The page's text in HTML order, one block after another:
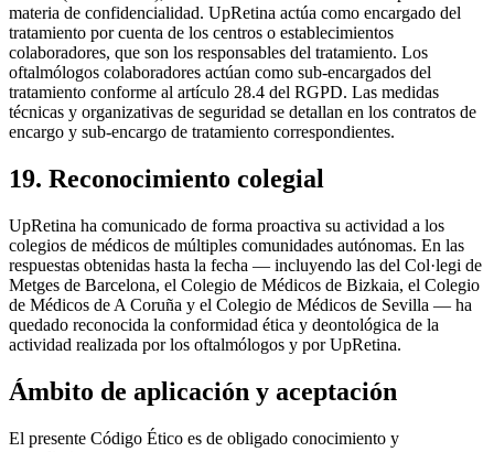
materia de confidencialidad. UpRetina actúa como encargado del
tratamiento por cuenta de los centros o establecimientos
colaboradores, que son los responsables del tratamiento. Los
oftalmólogos colaboradores actúan como sub-encargados del
tratamiento conforme al artículo 28.4 del RGPD. Las medidas
técnicas y organizativas de seguridad se detallan en los contratos de
encargo y sub-encargo de tratamiento correspondientes.
19. Reconocimiento colegial
UpRetina ha comunicado de forma proactiva su actividad a los
colegios de médicos de múltiples comunidades autónomas. En las
respuestas obtenidas hasta la fecha — incluyendo las del Col·legi de
Metges de Barcelona, el Colegio de Médicos de Bizkaia, el Colegio
de Médicos de A Coruña y el Colegio de Médicos de Sevilla — ha
quedado reconocida la conformidad ética y deontológica de la
actividad realizada por los oftalmólogos y por UpRetina.
Ámbito de aplicación y aceptación
El presente Código Ético es de obligado conocimiento y